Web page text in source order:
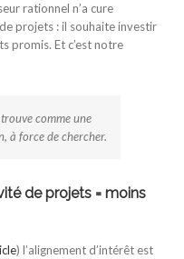
rationnel n’a cure
projets : il souhaite investir
promis. Et c’est notre
trouve comme une
à force de chercher.
de projets = moins
) l’alignement d’intérêt est